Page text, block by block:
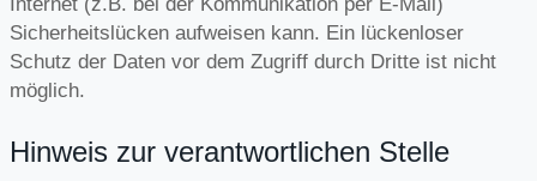
Internet (z.B. bei der Kommunikation per E-Mail)
Sicherheitslücken aufweisen kann. Ein lückenloser
Schutz der Daten vor dem Zugriff durch Dritte ist nicht
möglich.
Hinweis zur verantwortlichen Stelle